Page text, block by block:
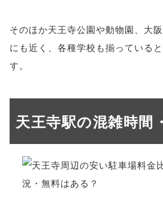
そのほか天王寺公園や動物園、大
にも近く、各種学校も揃っている
す。
天王寺駅の混雑時間